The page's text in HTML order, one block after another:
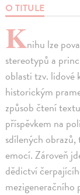
O TITULE
Knihu lze
stereotypů a
oblasti tzv.
historickým
způsob čtení
příspěvkem na
sdílených
emocí. Zároveň
dědictví
mezigeneračního